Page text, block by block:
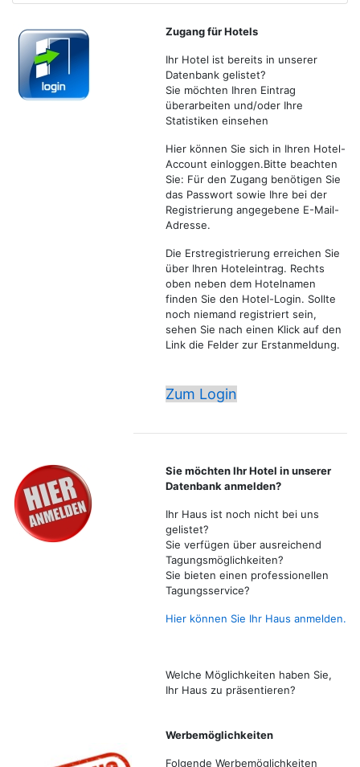
Zugang für Hotels
Ihr Hotel ist bereits in unserer
Datenbank gelistet?
Sie möchten Ihren Eintrag
überarbeiten und/oder Ihre
Statistiken einsehen
Hier können Sie sich in Ihren Hotel-
Account einloggen.Bitte beachten
Sie: Für den Zugang benötigen Sie
das Passwort sowie Ihre bei der
Registrierung angegebene E-Mail-
Adresse.
Die Erstregistrierung erreichen Sie
über Ihren Hoteleintrag. Rechts
oben neben dem Hotelnamen
finden Sie den Hotel-Login. Sollte
noch niemand registriert sein,
sehen Sie nach einen Klick auf den
Link die Felder zur Erstanmeldung.
Zum Login
Sie möchten Ihr Hotel in unserer
Datenbank anmelden?
Ihr Haus ist noch nicht bei uns
gelistet?
Sie verfügen über ausreichend
Tagungsmöglichkeiten?
Sie bieten einen professionellen
Tagungsservice?
Hier können Sie Ihr Haus anmelden.
Welche Möglichkeiten haben Sie,
Ihr Haus zu präsentieren?
Werbemöglichkeiten
Folgende Werbemöglichkeiten